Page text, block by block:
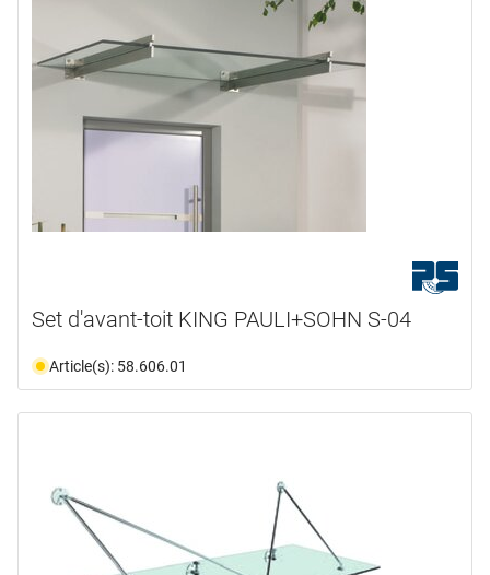
Set d'avant-toit KING PAULI+SOHN S-04
Article(s): 58.606.01